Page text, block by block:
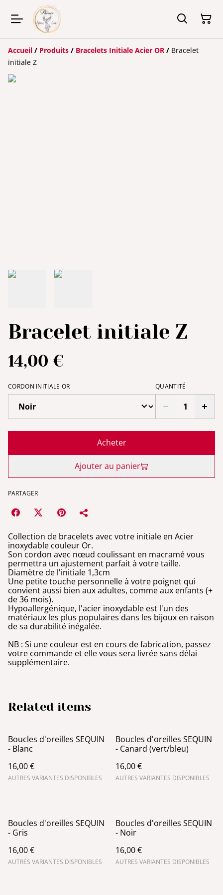
Accueil / Produits / Bracelets Initiale Acier OR / Bracelet
initiale Z
Bracelet initiale Z
14,00 €
CORDON INITIALE OR QUANTITÉ
Acheter
Ajouter au panier
PARTAGER
Collection de bracelets avec votre initiale en Acier
inoxydable couleur Or.
Son cordon avec nœud coulissant en macramé vous
permettra un ajustement parfait à votre taille.
Diamètre de l'initiale 1,3cm
Une petite touche personnelle à votre poignet qui
convient aussi bien aux adultes, comme aux enfants (+
de 36 mois).
Hypoallergénique, l'acier inoxydable est l'un des
matériaux les plus populaires dans les bijoux en raison
de sa durabilité inégalée.
NB : Si une couleur est en cours de fabrication, passez
votre commande et elle vous sera livrée sans délai
supplémentaire.
Related items
Boucles d'oreilles SEQUIN
- Blanc
16,00 €
AUTRES VARIANTES DISPONIBLES
Boucles d'oreilles SEQUIN
- Canard (vert/bleu)
16,00 €
AUTRES VARIANTES DISPONIBLES
Boucles d'oreilles SEQUIN
- Gris
16,00 €
AUTRES VARIANTES DISPONIBLES
Boucles d'oreilles SEQUIN
- Noir
16,00 €
AUTRES VARIANTES DISPONIBLES